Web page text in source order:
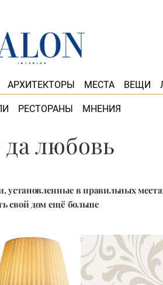
АРХИТЕКТОРЫ МЕСТА ВЕЩИ
РЕСТОРАНЫ МНЕНИЯ
да любовь
установленные в правильных
свой дом ещё больше